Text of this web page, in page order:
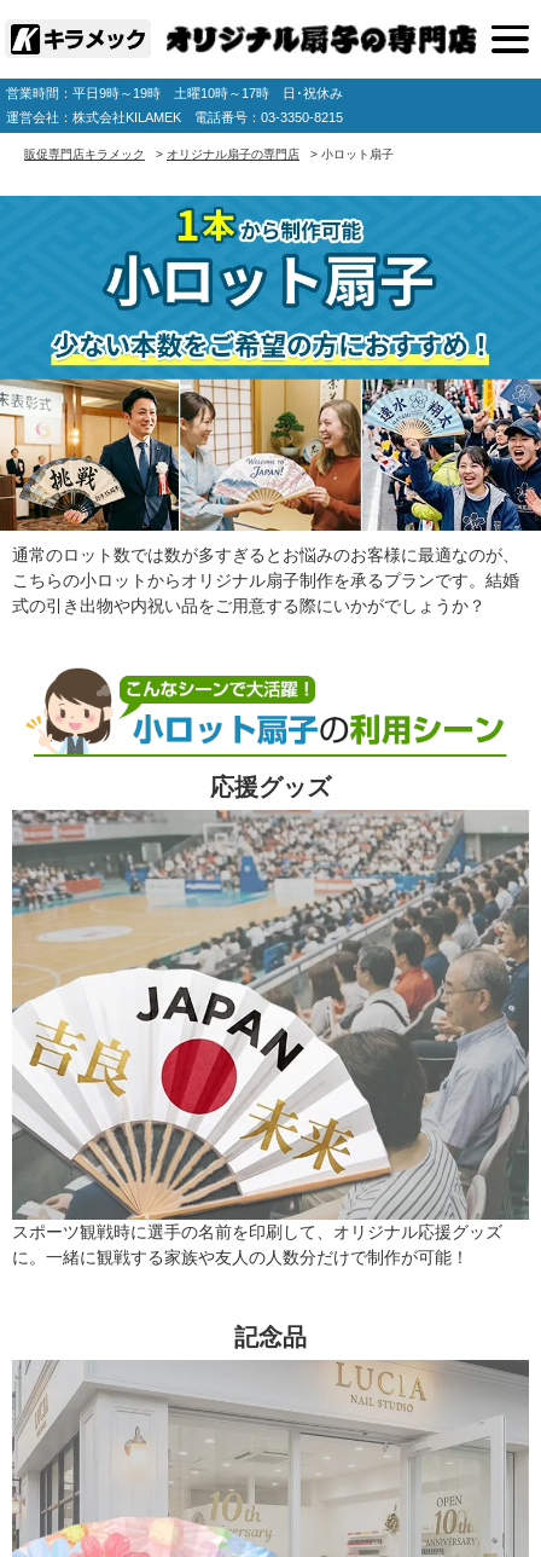
営業時間：平日9時～19時 土曜10時～17時 日･祝休み
運営会社：株式会社KILAMEK 電話番号：03-3350-8215
販促専門店キラメック > オリジナル扇子の専門店 > 小ロット扇子
通常のロット数では数が多すぎるとお悩みのお客様に最適なのが、
こちらの小ロットからオリジナル扇子制作を承るプランです。結婚
式の引き出物や内祝い品をご用意する際にいかがでしょうか？
応援グッズ
スポーツ観戦時に選手の名前を印刷して、オリジナル応援グッズ
に。一緒に観戦する家族や友人の人数分だけで制作が可能！
記念品